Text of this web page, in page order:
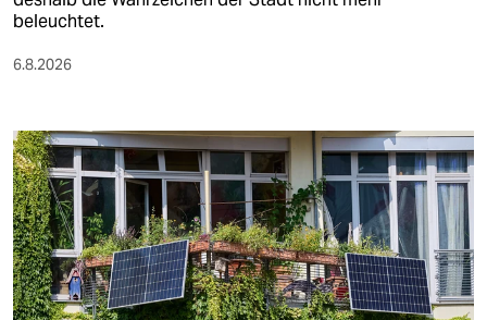
beleuchtet.
6.8.2026